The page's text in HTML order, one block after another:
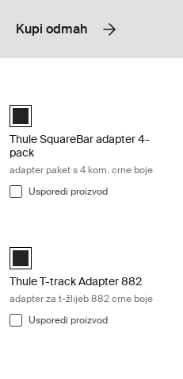
Kupi odmah
Black (selected)
Thule SquareBar adapter 4-
pack
adapter paket s 4 kom. crne boje
Usporedi proizvod
Black (selected)
Thule T-track Adapter 882
adapter za t-žlijeb 882 crne boje
Usporedi proizvod